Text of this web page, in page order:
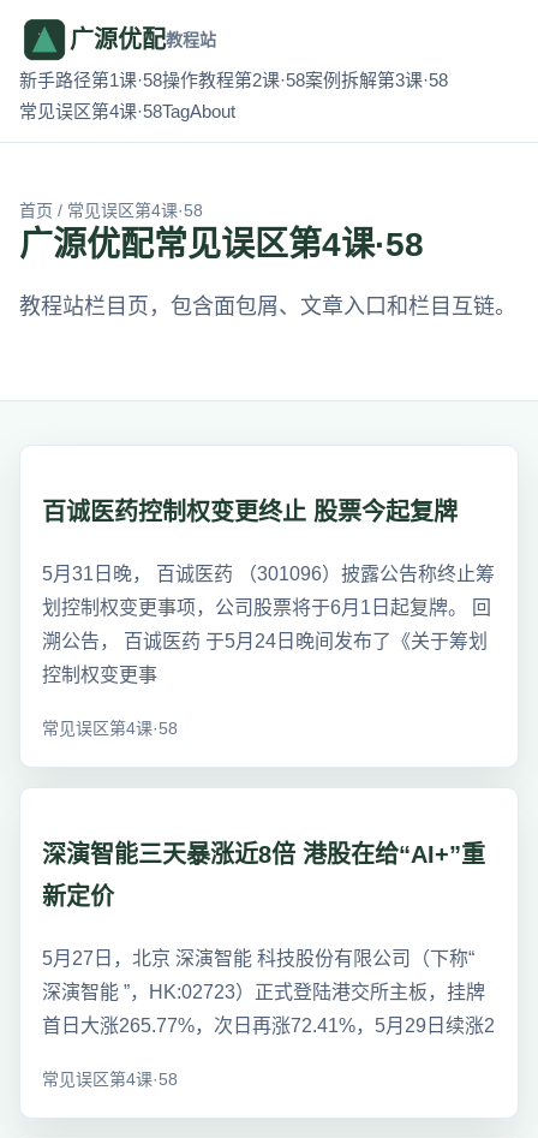
广源优配教程站
新手路径第1课·58操作教程第2课·58案例拆解第3课·58
常见误区第4课·58TagAbout
首页 / 常见误区第4课·58
广源优配常见误区第4课·58
教程站栏目页，包含面包屑、文章入口和栏目互链。
百诚医药控制权变更终止 股票今起复牌
5月31日晚， 百诚医药 （301096）披露公告称终止筹
划控制权变更事项，公司股票将于6月1日起复牌。 回
溯公告， 百诚医药 于5月24日晚间发布了《关于筹划
控制权变更事
常见误区第4课·58
深演智能三天暴涨近8倍 港股在给“AI+”重
新定价
5月27日，北京 深演智能 科技股份有限公司（下称“
深演智能 ”，HK:02723）正式登陆港交所主板，挂牌
首日大涨265.77%，次日再涨72.41%，5月29日续涨2
常见误区第4课·58